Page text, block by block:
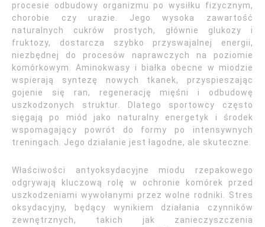
procesie odbudowy organizmu po wysiłku fizycznym,
chorobie czy urazie. Jego wysoka zawartość
naturalnych cukrów prostych, głównie glukozy i
fruktozy, dostarcza szybko przyswajalnej energii,
niezbędnej do procesów naprawczych na poziomie
komórkowym. Aminokwasy i białka obecne w miodzie
wspierają syntezę nowych tkanek, przyspieszając
gojenie się ran, regenerację mięśni i odbudowę
uszkodzonych struktur. Dlatego sportowcy często
sięgają po miód jako naturalny energetyk i środek
wspomagający powrót do formy po intensywnych
treningach. Jego działanie jest łagodne, ale skuteczne.
Właściwości antyoksydacyjne miodu rzepakowego
odgrywają kluczową rolę w ochronie komórek przed
uszkodzeniami wywołanymi przez wolne rodniki. Stres
oksydacyjny, będący wynikiem działania czynników
zewnętrznych, takich jak zanieczyszczenia